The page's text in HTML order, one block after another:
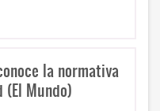
la normativa
Mundo)